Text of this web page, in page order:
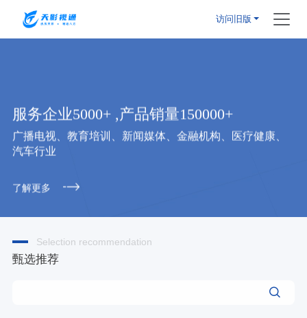
访问旧版
服务企业5000+ ,产品销量150000+
广播电视、教育培训、新闻媒体、金融机构、医疗健康、
汽车行业
了解更多
Selection recommendation
甄选推荐